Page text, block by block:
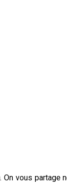
. On vous partage